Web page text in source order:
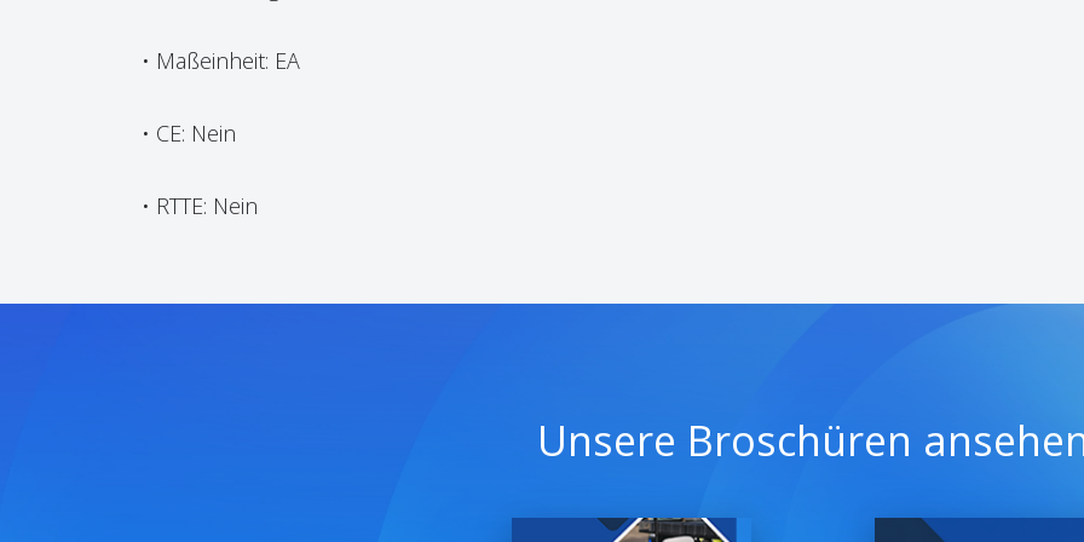
• Maßeinheit: EA
• CE: Nein
• RTTE: Nein
Unsere Broschüren